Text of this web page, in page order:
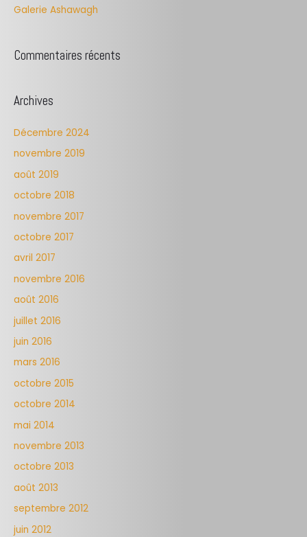
Galerie Ashawagh
Commentaires récents
Archives
Décembre 2024
novembre 2019
août 2019
octobre 2018
novembre 2017
octobre 2017
avril 2017
novembre 2016
août 2016
juillet 2016
juin 2016
mars 2016
octobre 2015
octobre 2014
mai 2014
novembre 2013
octobre 2013
août 2013
septembre 2012
juin 2012